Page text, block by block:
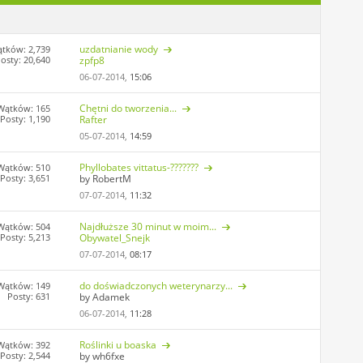
2,739
20,640
uzdatnianie wody
zpfp8
06-07-2014, 15:06
165
Posty: 1,190
Chętni do tworzenia...
Rafter
05-07-2014, 14:59
510
Posty: 3,651
Phyllobates vittatus-???????
by RobertM
07-07-2014, 11:32
504
Posty: 5,213
Najdłuższe 30 minut w moim...
Obywatel_Snejk
07-07-2014,08:17
149
Posty: 631
do doświadczonych weterynarzy...
by Adamek
06-07-2014, 11:28
392
Posty: 2,544
Roślinki u boaska
by wh6fxe